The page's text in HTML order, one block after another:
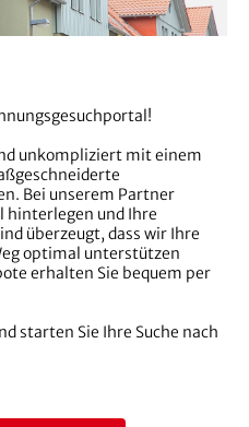
unkompliziert mit einem
Bei unserem Partner
hinterlegen und Ihre
überzeugt, dass wir Ihre
optimal unterstützen
erhalten Sie bequem per
starten Sie Ihre Suche nach